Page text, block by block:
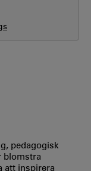
pedagogisk
blomstra
att inspirera